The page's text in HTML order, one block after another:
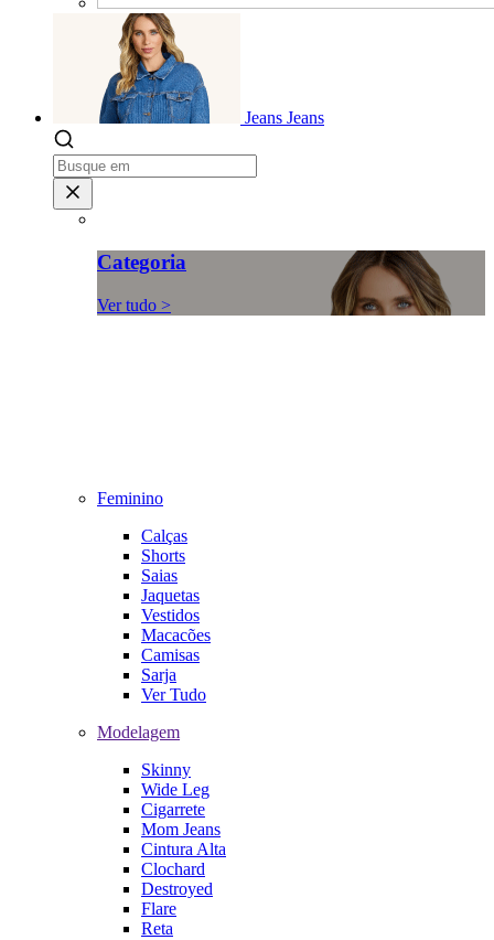
Jeans Jeans
Categoria
Ver tudo >
Feminino
Calças
Shorts
Saias
Jaquetas
Vestidos
Macacões
Camisas
Sarja
Ver Tudo
Modelagem
Skinny
Wide Leg
Cigarrete
Mom Jeans
Cintura Alta
Clochard
Destroyed
Flare
Reta